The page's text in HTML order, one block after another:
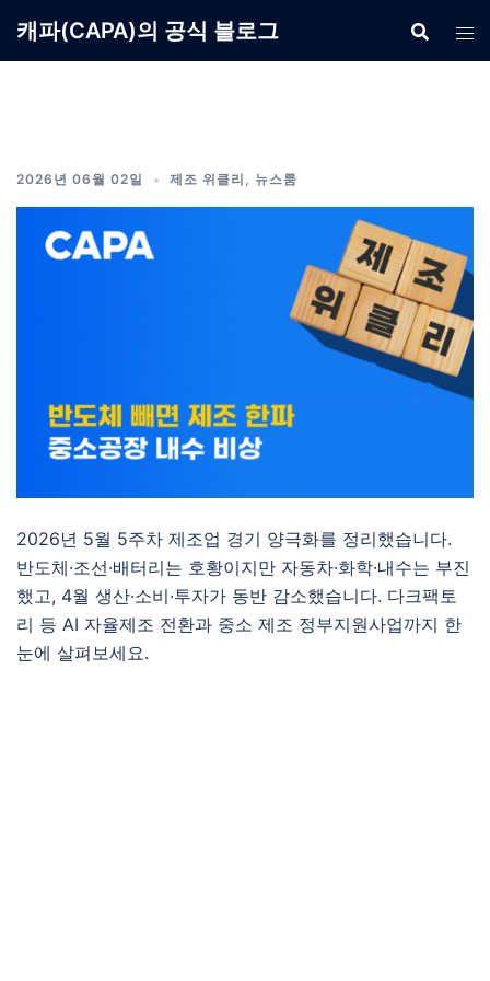
캐파(CAPA)의 공식 블로그
2026년 06월 02일 제조 위클리 , 뉴스룸
2026년 5월 5주차 제조업 경기 양극화를 정리했습니다.
반도체·조선·배터리는 호황이지만 자동차·화학·내수는 부진
했고, 4월 생산·소비·투자가 동반 감소했습니다. 다크팩토
리 등 AI 자율제조 전환과 중소 제조 정부지원사업까지 한
눈에 살펴보세요.